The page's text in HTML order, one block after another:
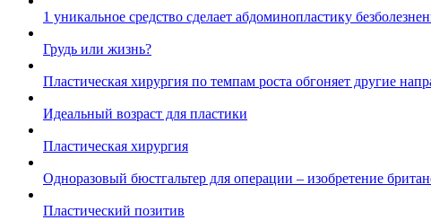
1 уникальное средство сделает абдоминопластику
Грудь или жизнь?
Пластическая хирургия по темпам роста обгоняет другие
Идеальный возраст для пластики
Пластическая хирургия
Одноразовый бюстгальтер для операции – изобретение
Пластический позитив